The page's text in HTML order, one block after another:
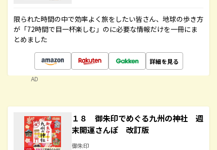
限られた時間の中で効率よく旅をしたい皆さん、地球の歩き方
が「72時間で目一杯楽しむ」のに必要な情報だけを一冊にま
とめました
詳細を見る
AD
１８ 御朱印でめぐる九州の神社 週
末開運さんぽ 改訂版
御朱印